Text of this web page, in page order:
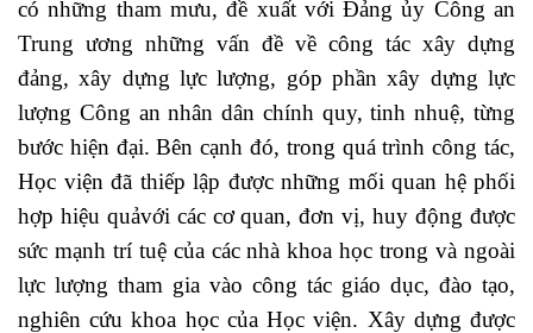
có những tham mưu, đề xuất với Đảng ủy Công an
Trung ương những vấn đề về công tác xây dựng
đảng, xây dựng lực lượng, góp phần xây dựng lực
lượng Công an nhân dân chính quy, tinh nhuệ, từng
bước hiện đại. Bên cạnh đó, trong quá trình công tác,
Học viện đã thiếp lập được những mối quan hệ phối
hợp hiệu quảvới các cơ quan, đơn vị, huy động được
sức mạnh trí tuệ của các nhà khoa học trong và ngoài
lực lượng tham gia vào công tác giáo dục, đào tạo,
nghiên cứu khoa học của Học viện. Xây dựng được